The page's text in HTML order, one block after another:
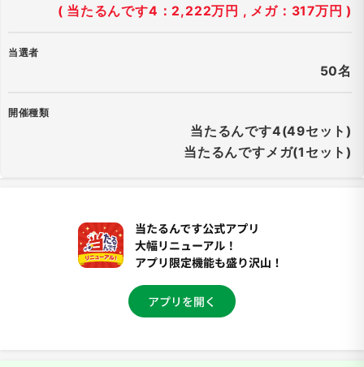
( 当たるんです4：2,222万円 , メガ：317万円 )
当選者
50名
開催種類
当たるんです4(49セット)
当たるんですメガ(1セット)